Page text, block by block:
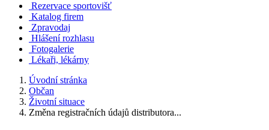
Rezervace sportovišť
Katalog firem
Zpravodaj
Hlášení rozhlasu
Fotogalerie
Lékaři, lékárny
Úvodní stránka
Občan
Životní situace
Změna registračních údajů distributora...